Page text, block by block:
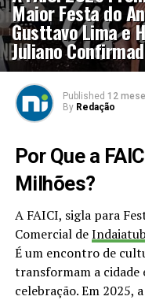
Maior Festa do
Gusttavo Lima e
Juliano
Published 12
By Redação
Por Que a
Milhões?
A FAICI, sigla para
Comercial de
É um encontro de
transformam a cidade
celebração. Em 2025,